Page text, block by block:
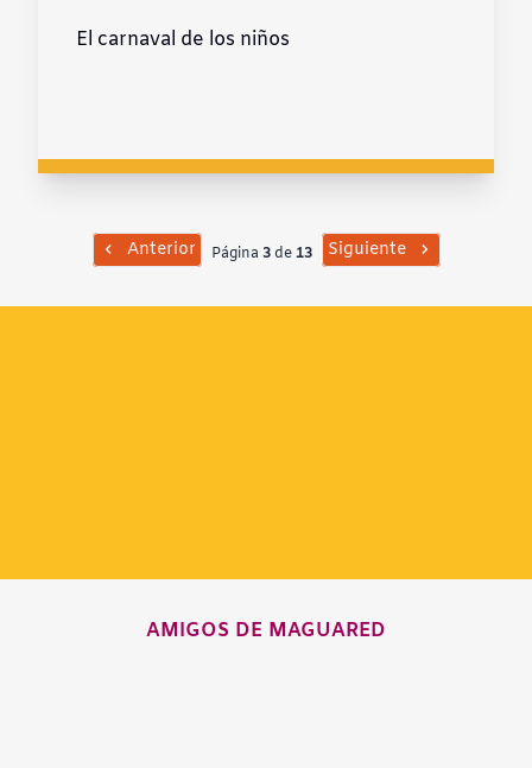
El carnaval de los niños
Anterior Página 3de13 Siguiente
AMIGOS DE MAGUARED